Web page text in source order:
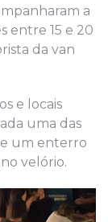
a
entre 15 e 20
da van
e locais
uma das
um enterro
velório.